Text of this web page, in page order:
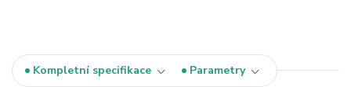
Kompletní specifikace Parametry